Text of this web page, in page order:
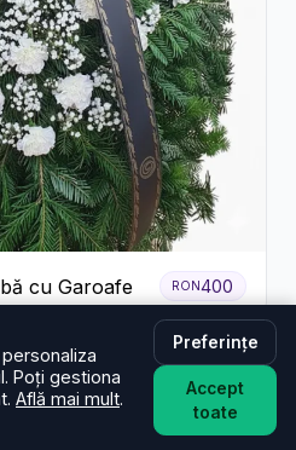
cu Garoafe RON 400
Vrancea despre
Poți gestiona
Află mai mult.
Preferințe
Accept
toate